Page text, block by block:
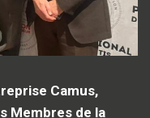
Camus,
Membres de la